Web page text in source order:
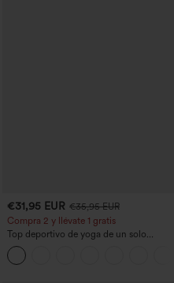
€31,95 EUR €35,95 EUR
Compra 2 y llévate 1 gratis
Top deportivo de yoga de un solo
hombro, manga larga con agujero para
el pulgar, dobladillo curvo estilo high-
low (frente más corto, espalda más